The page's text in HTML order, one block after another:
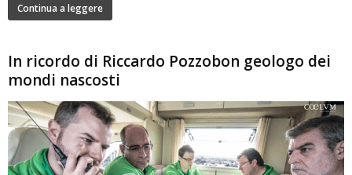
Continua a leggere
In ricordo di Riccardo Pozzobon geologo dei
mondi nascosti